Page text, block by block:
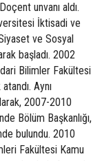
unvanı aldı.
İktisadi ve
ve Sosyal
başladı. 2002
Bilimler Fakültesi
Aynı
2007-2010
Bölüm Başkanlığı,
bulundu. 2010
Fakültesi Kamu